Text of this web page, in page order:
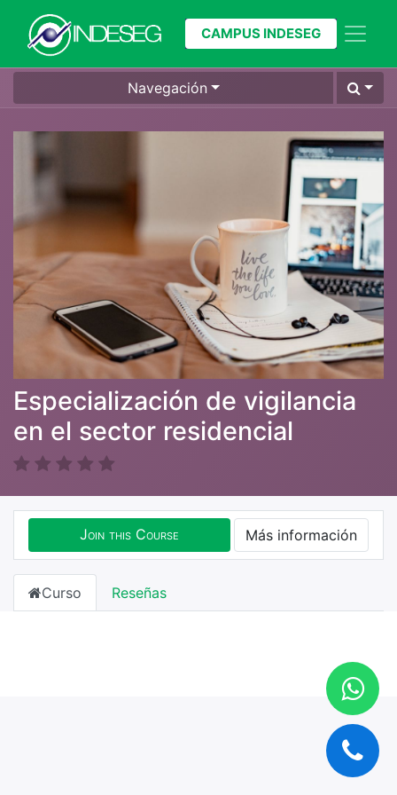
CAMPUS INDESEG
Navegación
Especialización de vigilancia
en el sector residencial
Join this Course Más información
Curso Reseñas